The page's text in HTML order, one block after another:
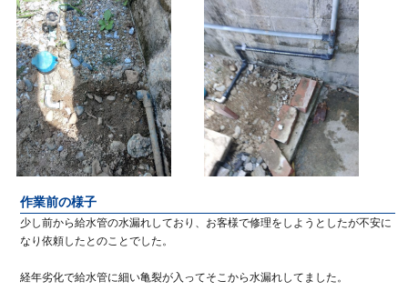
作業前の様子
少し前から給水管の水漏れしており、お客様で修理をしようとしたが不安に
なり依頼したとのことでした。
経年劣化で給水管に細い亀裂が入ってそこから水漏れしてました。